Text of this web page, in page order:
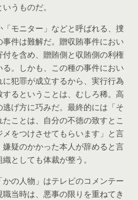
うものだ。
「モニター」などと呼ばれる、捜
件は難解だ。贈収賄事件におい
を含め、贈賄側と収賄側の利権
。しかも、この種の事件におい
犯罪が成立するから、実行行為
るということは、むしろ稀。高
げ方に巧みだ。最終的には「そ
ことは、自分の不徳の致すとこ
をつけさせてもらいます」と言
疑のかかった本人が辞めると言
としても体裁が整う。
かの人物」はテレビのコメンテー
当時は、悪事の限りを重ねてき